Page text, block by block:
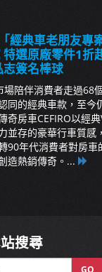
經典車老朋友專
選原廠零件1折
簽名棒球
場陪伴消費者走過68
同的經典車款，至今
奇房車CEFIRO以經
並存的豪華行車質感
90年代消費者對房車
造熱銷傳奇。...
搜尋